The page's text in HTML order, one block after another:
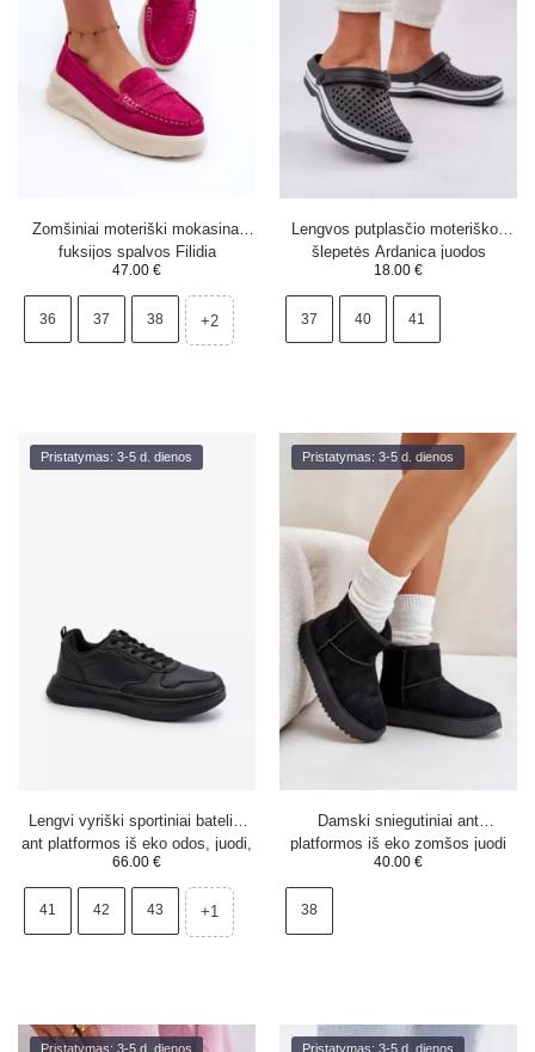
Zomšiniai moteriški mokasinai
fuksijos spalvos Filidia
47.00 €
36 37 38 +2
Lengvos putplasčio moteriškos
šlepetės Ardanica juodos
18.00 €
37 40 41
Pristatymas: 3-5 d. dienos
Lengvi vyriški sportiniai bateliai
ant platformos iš eko odos, juodi,
Uziran
66.00 €
41 42 43 +1
Pristatymas: 3-5 d. dienos
Damski sniegutiniai ant
platformos iš eko zomšos juodi
Atteria
40.00 €
38
Pristatymas: 3-5 d. dienos Pristatymas: 3-5 d. dienos